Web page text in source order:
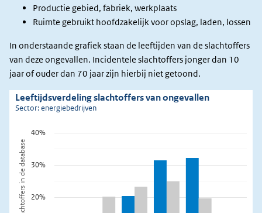
Productie gebied, fabriek, werkplaats
Ruimte gebruikt hoofdzakelijk voor opslag, laden, lossen
In onderstaande grafiek staan de leeftijden van de slachtoffers
van deze ongevallen. Incidentele slachtoffers jonger dan 10
jaar of ouder dan 70 jaar zijn hierbij niet getoond.